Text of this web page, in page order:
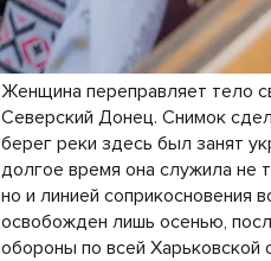
Женщина переправляет тело
Северский Донец. Снимок
берег реки здесь был занят
долгое время она служила не
но и линией
освобожден лишь осенью,
обороны по всей Харьковской